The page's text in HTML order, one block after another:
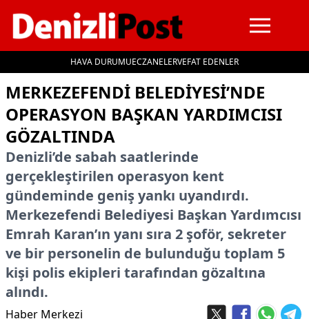
HAVA DURUMUECZANELERVEFAT EDENLER
MERKEZEFENDI BELEDIYESI’NDE
OPERASYON BAŞKAN YARDIMCISI
GÖZALTINDA
Denizli’de sabah saatlerinde
gerçekleştirilen operasyon kent
gündeminde geniş yankı uyandırdı.
Merkezefendi Belediyesi Başkan Yardımcısı
Emrah Karan’ın yanı sıra 2 şoför, sekreter
ve bir personelin de bulunduğu toplam 5
kişi polis ekipleri tarafından gözaltına
alındı.
Haber Merkezi